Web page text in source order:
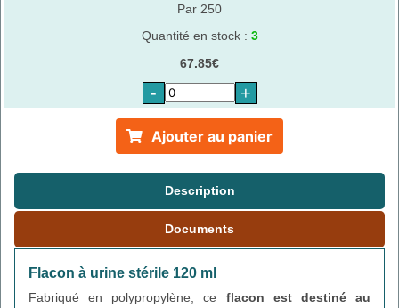
Par 250
Quantité en stock : 3
67.85€
- +
Ajouter au panier
Description
Documents
Flacon à urine stérile 120 ml
Fabriqué en polypropylène, ce flacon est destiné au